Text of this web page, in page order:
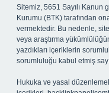
Sitemiz, 5651 Sayılı
Kurumu (BTK) tarafından
vermektedir. Bu nedenle,
veya araştırma
yazdıkları içeriklerin
sorumluluğu kabul etmiş
Hukuka ve yasal